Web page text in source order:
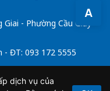
A
- Phường Cầu Giấy -
- ĐT: 093 172 5555
64/GP-BTTTT do Bộ
dịch vụ của